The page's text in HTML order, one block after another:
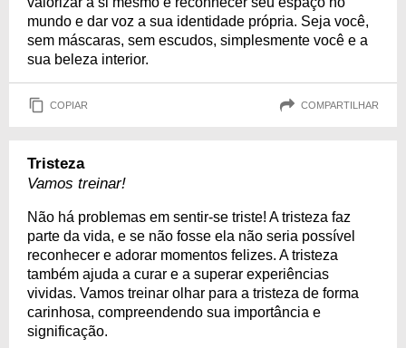
mundo e dar voz a sua identidade própria. Seja você,
sem máscaras, sem escudos, simplesmente você e a
sua beleza interior.
COPIAR COMPARTILHAR
Tristeza
Vamos treinar!
Não há problemas em sentir-se triste! A tristeza faz
parte da vida, e se não fosse ela não seria possível
reconhecer e adorar momentos felizes. A tristeza
também ajuda a curar e a superar experiências
vividas. Vamos treinar olhar para a tristeza de forma
carinhosa, compreendendo sua importância e
significação.